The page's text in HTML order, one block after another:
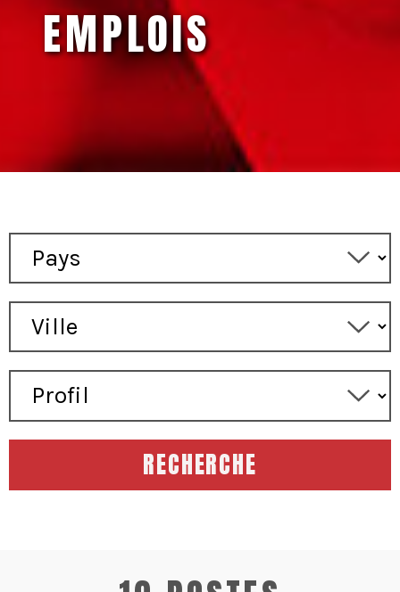
EMPLOIS
RECHERCHE